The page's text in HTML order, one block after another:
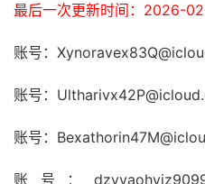
最后一次更新时间：2026-
账号：
账号：
账号：
账号：